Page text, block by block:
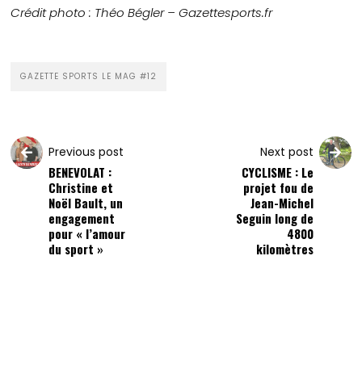
Crédit photo : Théo Bégler – Gazettesports.fr
GAZETTE SPORTS LE MAG #12
Previous post
BENEVOLAT :
Christine et
Noël Bault, un
engagement
pour « l’amour
du sport »
Next post
CYCLISME : Le
projet fou de
Jean-Michel
Seguin long de
4800
kilomètres